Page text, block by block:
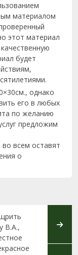
материалом
этот материал
будет
однако
его в любых
по желанию
предложим
всем оставят
о
В.А.,
за